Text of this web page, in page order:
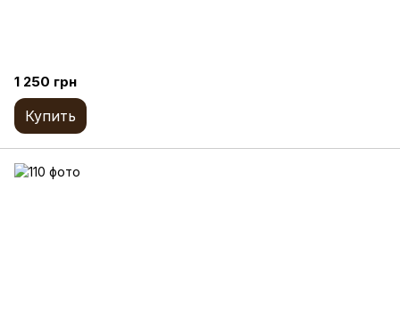
1 250 грн
Купить